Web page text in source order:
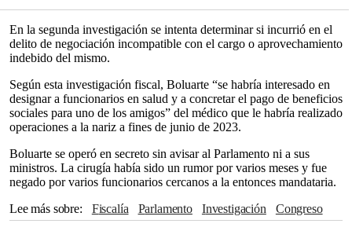
En la segunda investigación se intenta determinar si incurrió en el
delito de negociación incompatible con el cargo o aprovechamiento
indebido del mismo.
Según esta investigación fiscal, Boluarte “se habría interesado en
designar a funcionarios en salud y a concretar el pago de beneficios
sociales para uno de los amigos” del médico que le habría realizado
operaciones a la nariz a fines de junio de 2023.
Boluarte se operó en secreto sin avisar al Parlamento ni a sus
ministros. La cirugía había sido un rumor por varios meses y fue
negado por varios funcionarios cercanos a la entonces mandataria.
Lee más sobre
Fiscalía Parlamento Investigación
Congreso